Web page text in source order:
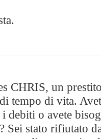
CHRIS, un
tempo di vita.
debiti o avete
Sei stato rifiutato